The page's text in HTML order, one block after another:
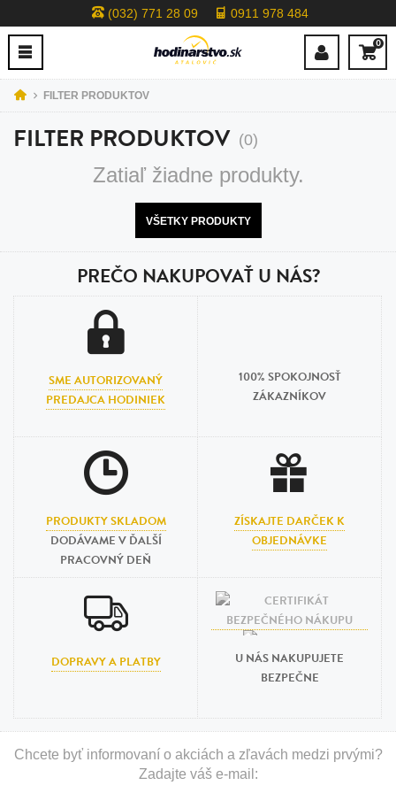
(032) 771 28 09 0911 978 484
0
FILTER PRODUKTOV
FILTER PRODUKTOV (0)
Zatiaľ žiadne produkty.
VŠETKY PRODUKTY
PREČO NAKUPOVAŤ U NÁS?
SME AUTORIZOVANÝ
PREDAJCA HODINIEK
100% SPOKOJNOSŤ
ZÁKAZNÍKOV
PRODUKTY SKLADOM
DODÁVAME V ĎALŠÍ
PRACOVNÝ DEŇ
ZÍSKAJTE DARČEK K
OBJEDNÁVKE
DOPRAVY A PLATBY
U NÁS NAKUPUJETE
BEZPEČNE
Chcete byť informovaní o akciách a zľavách medzi prvými?
Zadajte váš e-mail: